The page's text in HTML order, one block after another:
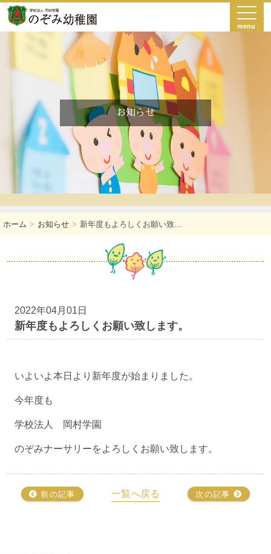
menu
お知らせ
ホーム お知らせ 新年度もよろしくお願い致...
2022年04月01日
新年度もよろしくお願い致します。
いよいよ本日より新年度が始まりました。
今年度も
学校法人 岡村学園
のぞみナーサリーをよろしくお願い致します。
前の記事 一覧へ戻る 次の記事